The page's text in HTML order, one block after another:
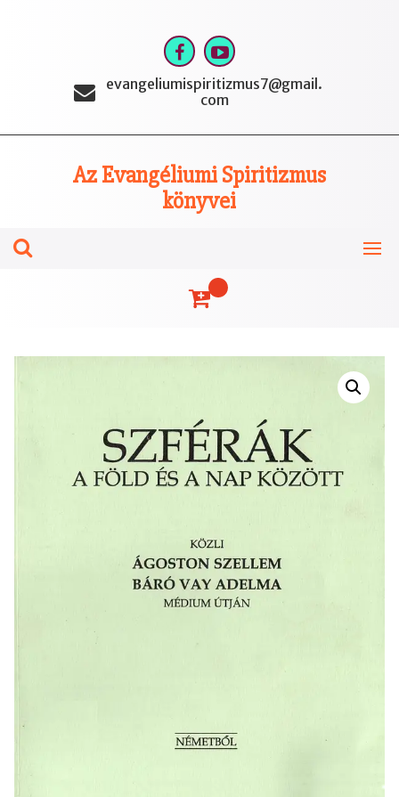
evangeliumispiritizmus7@gmail.
com
Az Evangéliumi Spiritizmus
könyvei